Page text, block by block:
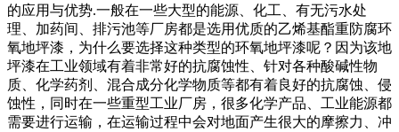
的应用与优势.一般在一些大型的能源、化工、有无污水处
理、加药间、排污池等厂房都是选用优质的乙烯基酯重防腐环
氧地坪漆，为什么要选择这种类型的环氧地坪漆呢？因为该地
坪漆在工业领域有着非常好的抗腐蚀性、针对各种酸碱性物
质、化学药剂、混合成分化学物质等都有着良好的抗腐蚀、侵
蚀性，同时在一些重型工业厂房，很多化学产品、工业能源都
需要进行运输，在运输过程中会对地面产生很大的摩擦力、冲